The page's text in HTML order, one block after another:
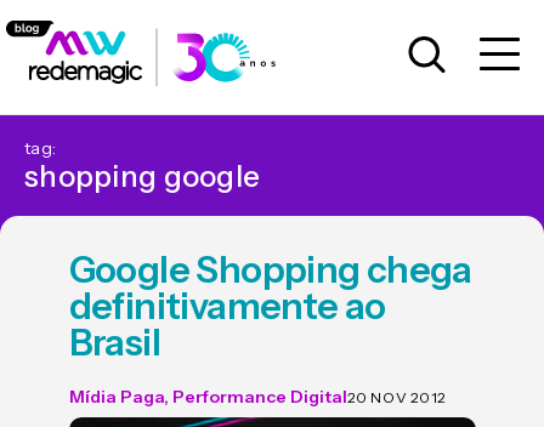
tag:
shopping google
Google Shopping chega
definitivamente ao
Brasil
Mídia Paga, Performance Digital20 NOV 2012